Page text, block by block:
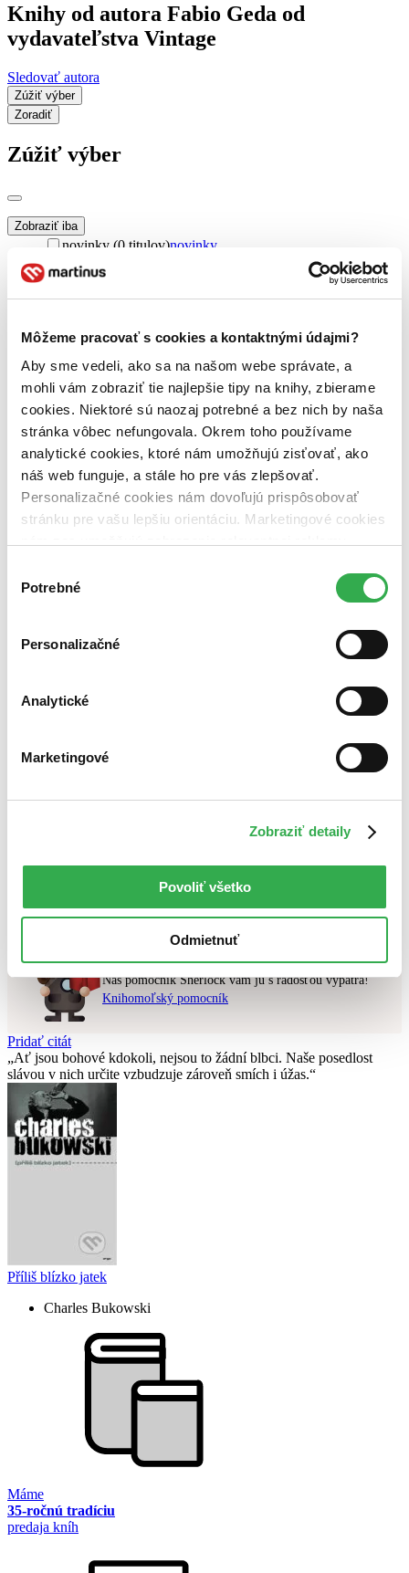
Môžeme pracovať s cookies a kontaktnými údajmi?
Aby sme vedeli, ako sa na našom webe správate, a
mohli vám zobraziť tie najlepšie tipy na knihy, zbierame
cookies. Niektoré sú naozaj potrebné a bez nich by naša
stránka vôbec nefungovala. Okrem toho používame
analytické cookies, ktoré nám umožňujú zisťovať, ako
náš web funguje, a stále ho pre vás zlepšovať.
Personalizačné cookies nám dovoľujú prispôsobovať
stránku pre vašu lepšiu orientáciu. Marketingové cookies
nám pomohlo, keby sme mohli používať všetky tieto
súhlasu
Potrebné
Personalizačné
Analytické
Marketingové
Zobraziť detaily
Povoliť všetko
Odmietnuť
Knihy od autora Fabio Geda od
vydavateľstva Vintage
Sledovať autora
Zúžiť výber
Zoradiť
Zúžiť výber
Zobraziť iba
novinky (0 titulov)novinky
zľavnené tituly (0 titulov)
Dostupnosť
predpredaj (0 titulov)predpredaj
dostupná (bez vypredaných) (0 titulov)dostupná (bez
vypredaných)
Nové / čítané
nová (0 titulov)nová
čítaná (0 titulov)čítaná
čítaná - výborný stav (0 titulov)čítaná - výborný stav
čítaná - mierne opotrebovaná (0 titulov)čítaná - mierne
čítané verzie vypredaných kníh (0 titulov)čítané verzie
vypredaných kníh
Bestsellery
Najdrahšie
Najlacnejšie
Vydavateľstvo Vintagečítané - výborný stav
vyhovujúci zadaným podmienkam.
Chcete poradiť knihu?
Náš pomocník Sherlock vám ju s radosťou vypátra!
Knihomoľský pomocník
Pridať citát
Ať jsou bohové kdokoli, nejsou to žádní blbci. Naše posedlost
slávou v nich určite vzbudzuje zároveň smích i úžas.
Příliš blízko jatek
Charles Bukowski
Máme
35-ročnú tradíciu
predaja kníh